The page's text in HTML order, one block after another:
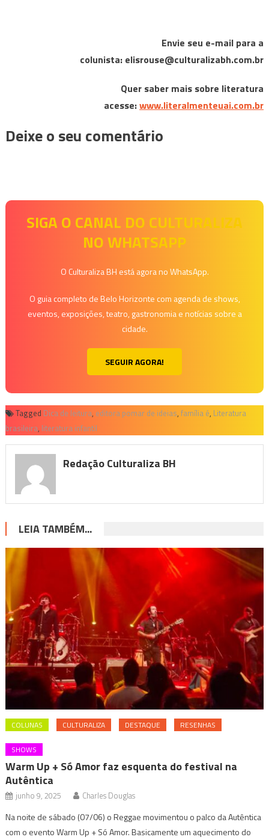
Envie seu e-mail para a
colunista: elisrouse@culturalizabh.com.br
Quer saber mais sobre literatura
acesse:www.literalmenteuai.com.br
Deixe o seu comentário
SIGA O CANAL DO CULTURALIZA
NO WHATSAPP
O Culturaliza BH está agora no WhatsApp.
O guia completo de Belo Horizonte com agenda de shows,
eventos, exposições, teatro, gastronomia e notícias sobre a
cidade.
SEGUIR AGORA!
Tagged Dica de leitura, editora pomar de ideias, família é, Literatura
brasileira, literatura infantil
Redação Culturaliza BH
LEIA TAMBÉM...
COLUNAS CULTURALIZA DESTAQUE RESENHAS
SHOWS
Warm Up + Só Amor faz esquenta do festival na
Autêntica
junho 9, 2025 Charles Douglas
Na noite de sábado (07/06) o Reggae movimentou o palco da Autêntica
com o evento Warm Up + Só Amor. Basicamente um aquecimento do